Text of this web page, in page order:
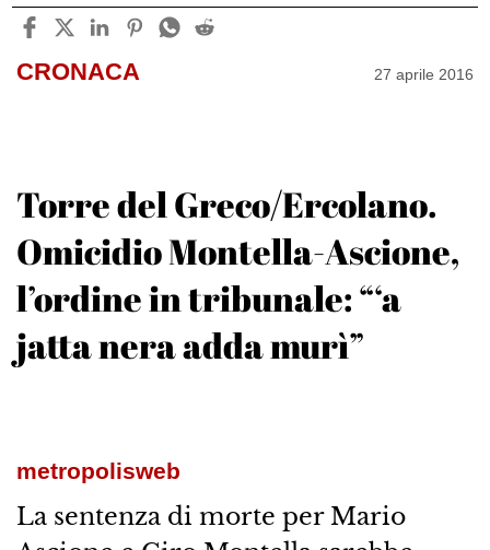
CRONACA 27 aprile 2016
Torre del Greco/Ercolano.
Omicidio Montella-Ascione,
l’ordine in tribunale: “‘a
jatta nera adda murì”
metropolisweb
La sentenza di morte per Mario